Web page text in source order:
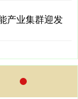
产业集群迎发